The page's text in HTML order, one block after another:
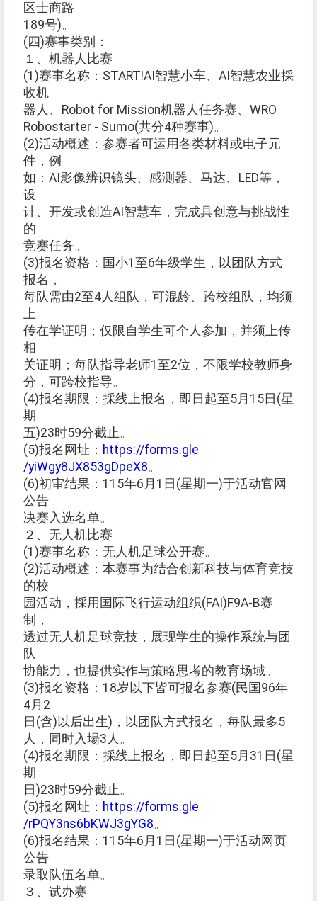
区士商路
189号)。
(四)赛事类别：
１、机器人比赛
(1)赛事名称：START!AI智慧小车、AI智慧农业採
收机
器人、Robot for Mission机器人任务赛、WRO
Robostarter - Sumo(共分4种赛事)。
(2)活动概述：参赛者可运用各类材料或电子元
件，例
如：AI影像辨识镜头、感测器、马达、LED等，
设
计、开发或创造AI智慧车，完成具创意与挑战性
的
竞赛任务。
(3)报名资格：国小1至6年级学生，以团队方式
报名，
每队需由2至4人组队，可混龄、跨校组队，均须
上
传在学证明；仅限自学生可个人参加，并须上传
相
关证明；每队指导老师1至2位，不限学校教师身
分，可跨校指导。
(4)报名期限：採线上报名，即日起至5月15日(星
期
五)23时59分截止。
(5)报名网址： https://forms.gle
/yiWgy8JX853gDpeX8。
(6)初审结果：115年6月1日(星期一)于活动官网
公告
决赛入选名单。
２、无人机比赛
(1)赛事名称：无人机足球公开赛。
(2)活动概述：本赛事为结合创新科技与体育竞技
的校
园活动，採用国际飞行运动组织(FAI)F9A-B赛
制，
透过无人机足球竞技，展现学生的操作系统与团
队
协能力，也提供实作与策略思考的教育场域。
(3)报名资格：18岁以下皆可报名参赛(民国96年
4月2
日(含)以后出生)，以团队方式报名，每队最多5
人，同时入場3人。
(4)报名期限：採线上报名，即日起至5月31日(星
期
日)23时59分截止。
(5)报名网址： https://forms.gle
/rPQY3ns6bKWJ3gYG8。
(6)报名结果：115年6月1日(星期一)于活动网页
公告
录取队伍名单。
３、试办赛